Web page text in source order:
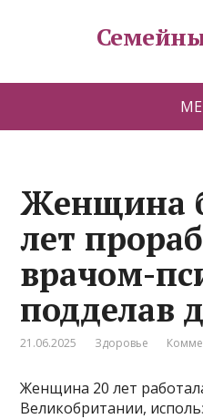
Женщина
лет
врачом-
подделав
21.06.2025 Здоровье
Женщина 20 лет
Великобритании,